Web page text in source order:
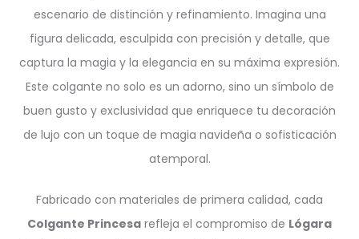
escenario de distinción y refinamiento. Imagina una
figura delicada, esculpida con precisión y detalle, que
captura la magia y la elegancia en su máxima expresión.
Este colgante no solo es un adorno, sino un símbolo de
buen gusto y exclusividad que enriquece tu decoración
de lujo con un toque de magia navideña o sofisticación
atemporal.
Fabricado con materiales de primera calidad, cada
Colgante Princesa refleja el compromiso de Lógara